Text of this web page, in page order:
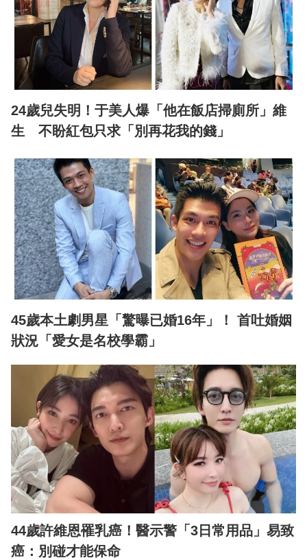
24歲兒失明！于美人爆「他在飯店掃廁所」維
生 不盼紅包只求「別再花我的錢」
45歲本土劇男星「驚曝已婚16年」！ 首吐婚姻
狀況「愛女是名校學霸」
44歲許維恩罹乳癌！醫示警「3日常用品」易致
癌：別碰才能保命